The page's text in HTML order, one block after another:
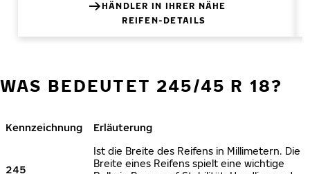
HÄNDLER IN IHRER NÄHE
REIFEN-DETAILS
WAS BEDEUTET 245/45 R 18?
Kennzeichnung Erläuterung
245
Ist die Breite des Reifens in Millimetern. Die
Breite eines Reifens spielt eine wichtige